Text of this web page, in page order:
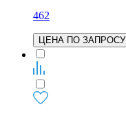
462
ЦЕНА ПО ЗАПРОСУ